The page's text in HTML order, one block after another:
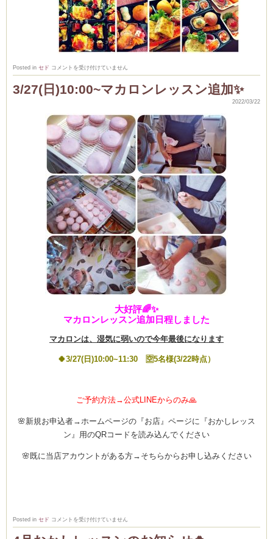
Clémentine
Posted in セド お
弁
し
ば
休
し
ま
す
は
コメントを受け付けていません
3/27(日)10:00~マカロンレッスン追加✨
2022/03/22
大好評🌈✨
マカロンレッスン追加日程しました
マカロンは、湿気に弱いので今年最後になります
🍀3/27(日)10:00~11:30 🈳5名様(3/22時点）
ご予約方法→公式LINEからのみ🙏
🌸新規お申込者→ホームページの『お店』ページに『おかしレッス
ン』用のQRコードを読み込んでください
🌸既に当店アカウントがある方→そちらからお申し込みください
Posted in セド 3/27(日)10:00~
マ
コメントを受け付けていません